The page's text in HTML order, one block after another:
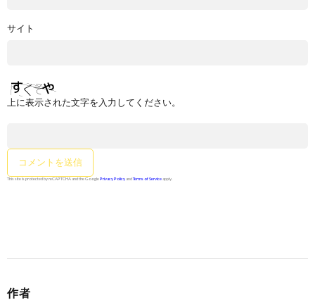
サイト
上に表示された文字を入力してください。
This site is protected by reCAPTCHA and the GooglePrivacy Policy andTerms of Service apply.
作者